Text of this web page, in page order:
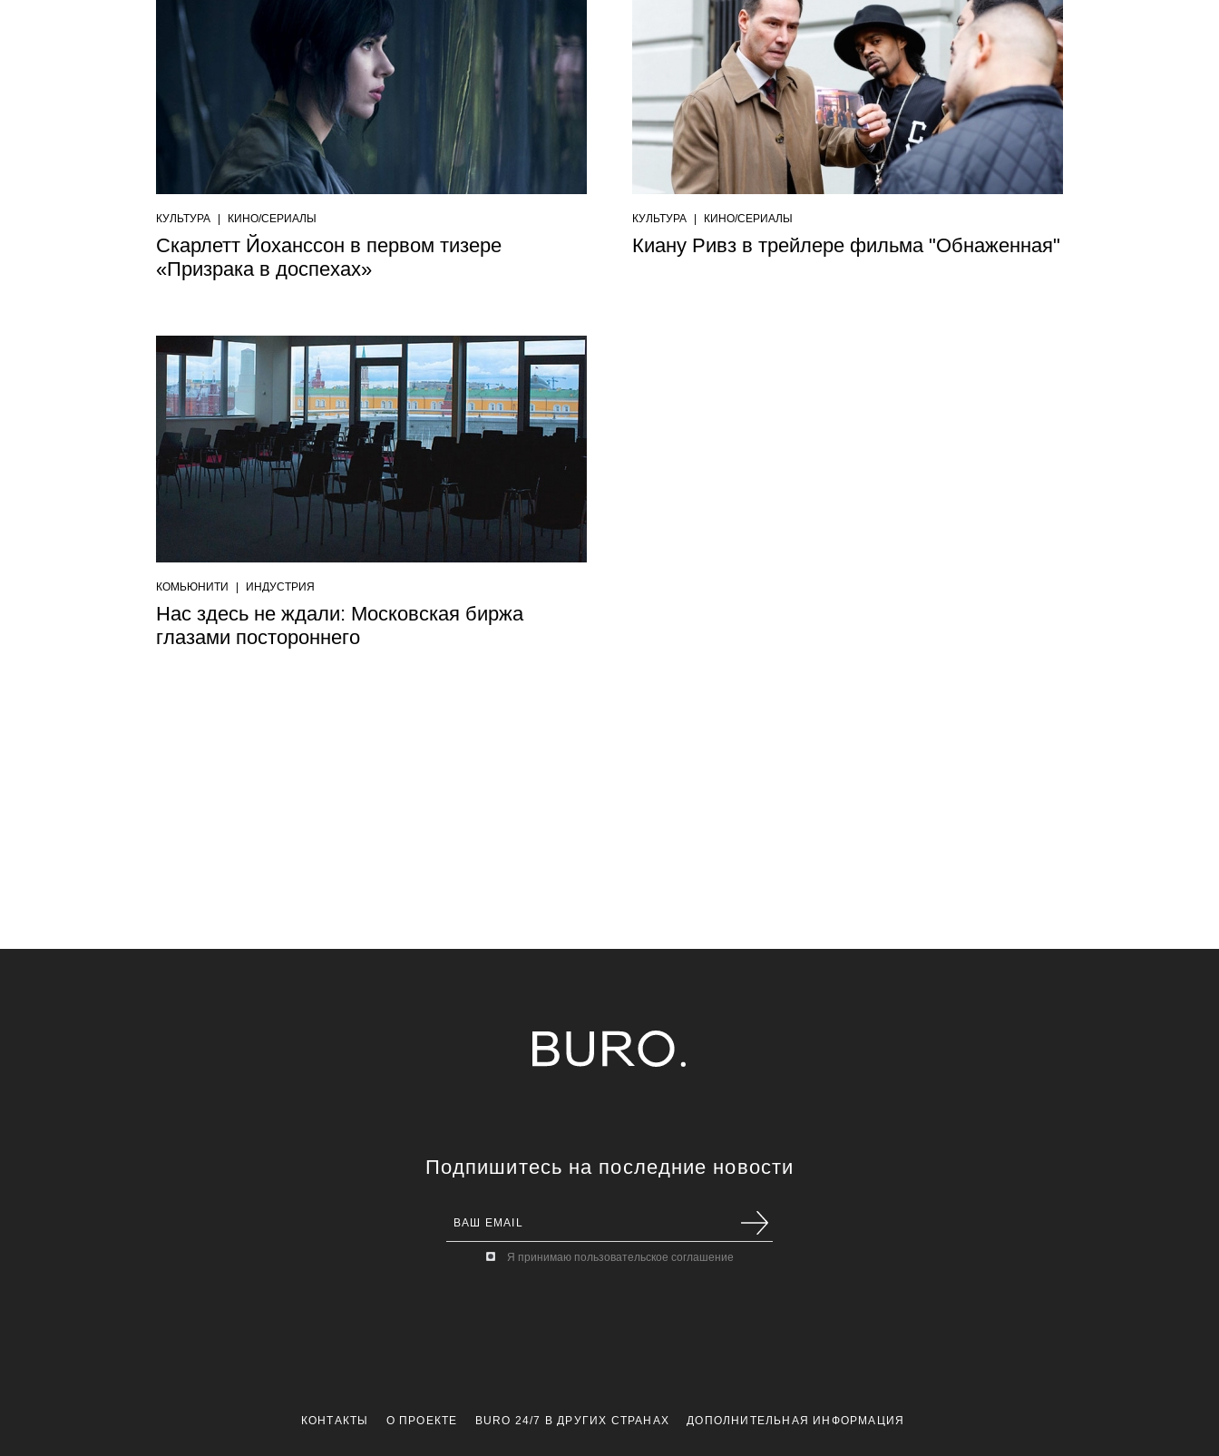
КУЛЬТУРА КИНО/СЕРИАЛЫ
Скарлетт Йоханссон в первом тизере
«Призрака в доспехах»
КУЛЬТУРА КИНО/СЕРИАЛЫ
Киану Ривз в трейлере фильма "Обнаженная"
КОМЬЮНИТИ ИНДУСТРИЯ
Нас здесь не ждали: Московская биржа
глазами постороннего
Подпишитесь на последние новости
Я принимаю пользовательское соглашение
КОНТАКТЫ О ПРОЕКТЕ BURO 24/7 В ДРУГИХ СТРАНАХ ДОПОЛНИТЕЛЬНАЯ ИНФОРМАЦИЯ